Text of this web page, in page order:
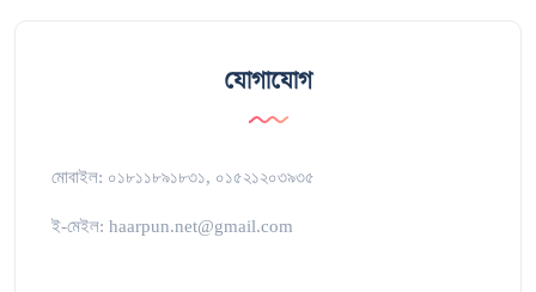
যোগাযোগ
মোবাইল: ০১৮১১৮৯১৮৩১, ০১৫২১২০৩৯৩৫
ই-মেইল: haarpun.net@gmail.com